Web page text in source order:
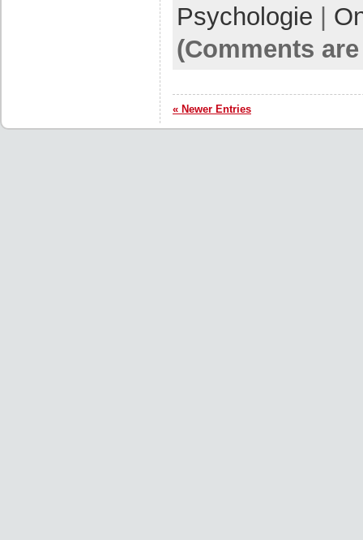
Psychologie
(Comments
« Newer Entries